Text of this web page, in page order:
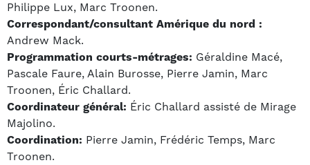
Philippe Lux, Marc Troonen.
Correspondant/consultant Amérique du nord :
Andrew Mack.
Programmation courts-métrages: Géraldine Macé,
Pascale Faure, Alain Burosse, Pierre Jamin, Marc
Troonen, Éric Challard.
Coordinateur général: Éric Challard assisté de Mirage
Majolino.
Coordination: Pierre Jamin, Frédéric Temps, Marc
Troonen.